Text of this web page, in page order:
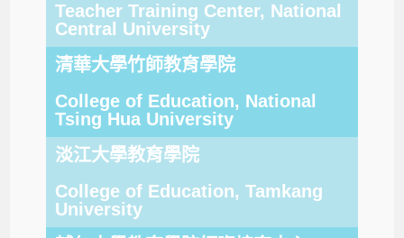
Teacher Training Center, National
Central University
清華大學竹師教育學院
College of Education, National
Tsing Hua University
淡江大學教育學院
College of Education, Tamkang
University